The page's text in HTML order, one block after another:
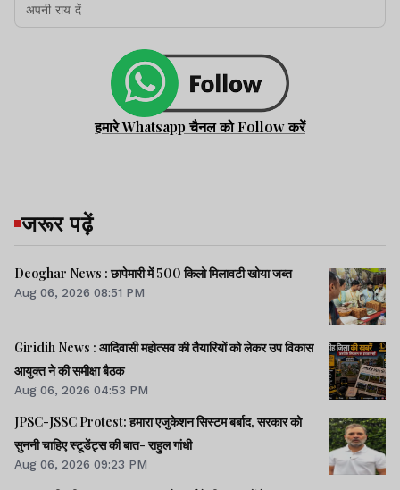
हमारे Whatsapp चैनल को Follow करें
जरूर पढ़ें
Deoghar News : छापेमारी में 500 किलो मिलावटी खोया जब्त
Aug 06, 2026 08:51 PM
Giridih News : आदिवासी महोत्सव की तैयारियों को लेकर उप विकास
आयुक्त ने की समीक्षा बैठक
Aug 06, 2026 04:53 PM
JPSC-JSSC Protest: हमारा एजुकेशन सिस्टम बर्बाद, सरकार को
सुननी चाहिए स्टूडेंट्स की बात- राहुल गांधी
Aug 06, 2026 09:23 PM